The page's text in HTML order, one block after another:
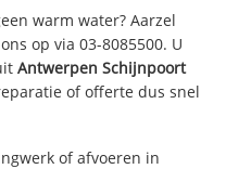
warm water? Aarzel
op via 03-8085500. U
Antwerpen Schijnpoort
of offerte dus snel
of afvoeren in